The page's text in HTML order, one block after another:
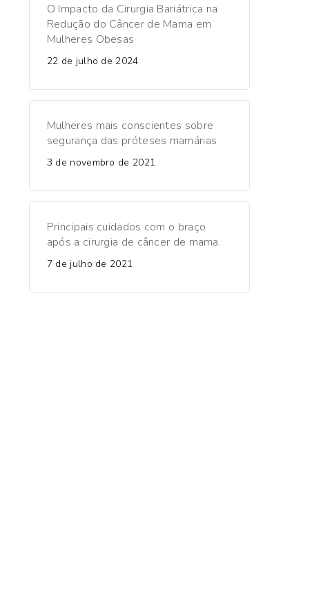
O Impacto da Cirurgia Bariátrica na
Redução do Câncer de Mama em
Mulheres Obesas
22 de julho de 2024
Mulheres mais conscientes sobre
segurança das próteses mamárias
3 de novembro de 2021
Principais cuidados com o braço
após a cirurgia de câncer de mama.
7 de julho de 2021